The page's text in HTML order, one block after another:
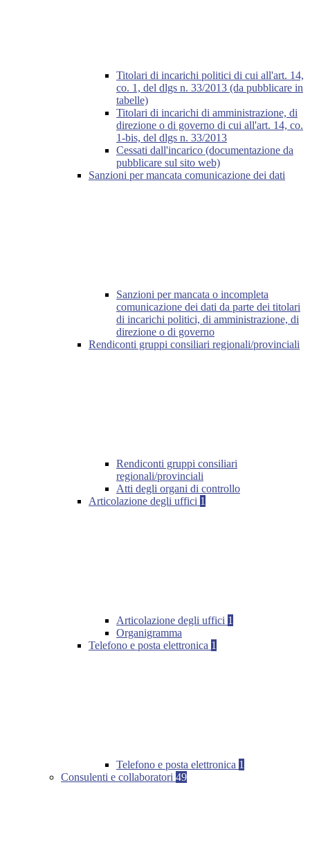
Titolari di incarichi politici di cui all'art. 14,
co. 1, del dlgs n. 33/2013 (da pubblicare in
tabelle)
Titolari di incarichi di amministrazione, di
direzione o di governo di cui all'art. 14, co.
1-bis, del dlgs n. 33/2013
Cessati dall'incarico (documentazione da
pubblicare sul sito web)
Sanzioni per mancata comunicazione dei dati
Sanzioni per mancata o incompleta
comunicazione dei dati da parte dei titolari
di incarichi politici, di amministrazione, di
direzione o di governo
Rendiconti gruppi consiliari regionali/provinciali
Rendiconti gruppi consiliari
regionali/provinciali
Atti degli organi di controllo
Articolazione degli uffici 1
Articolazione degli uffici 1
Organigramma
Telefono e posta elettronica 1
Telefono e posta elettronica 1
Consulenti e collaboratori 49